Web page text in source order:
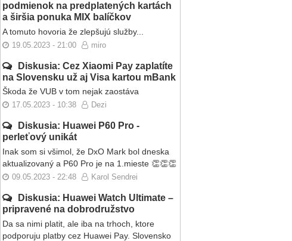
podmienok na predplatených kartách
a širšia ponuka MIX balíčkov
A tomuto hovoria že zlepšujú služby...
19.05.2023 - 21:00 miro
Diskusia: Cez Xiaomi Pay zaplatíte
na Slovensku už aj Visa kartou mBank
Škoda že VUB v tom nejak zaostáva
17.05.2023 - 10:38 Dezi
Diskusia: Huawei P60 Pro -
perleťový unikát
Inak som si všimol, že DxO Mark bol dneska
aktualizovaný a P60 Pro je na 1.mieste 👏👏👏
09.05.2023 - 22:48 Karol Sendrei
Diskusia: Huawei Watch Ultimate –
pripravené na dobrodružstvo
Da sa nimi platit, ale iba na trhoch, ktore
podporuju platby cez Huawei Pay. Slovensko